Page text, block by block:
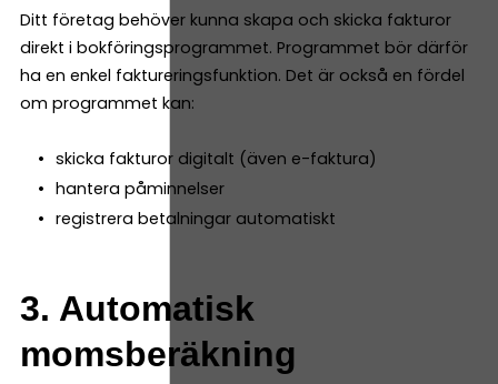
Ditt företag behöver kunna skapa och skicka fakturor
direkt i bokföringsprogrammet. Programmet bör därför
ha en enkel faktureringsfunktion. Det är också en fördel
om programmet kan:
skicka fakturor digitalt (även e-faktura)
hantera påminnelser
registrera betalningar automatiskt
3. Automatisk
momsberäkning